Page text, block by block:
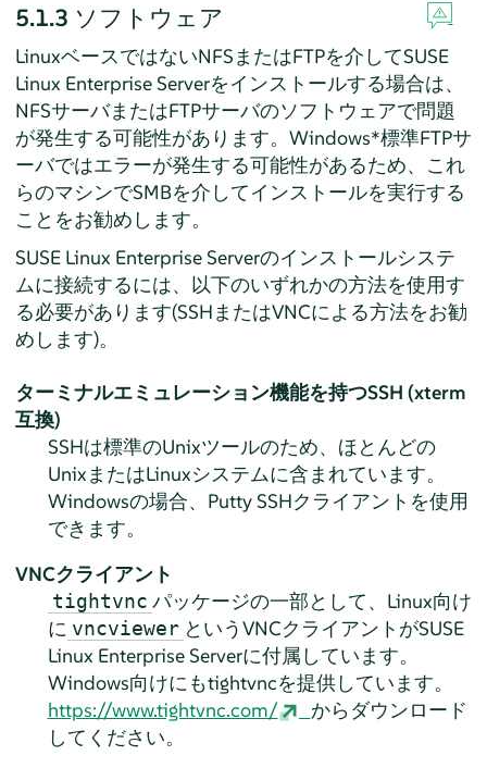
5.1.3 ソフトウェア
LinuxベースではないNFSまたはFTPを介してSUSE
Linux Enterprise Serverをインストールする場合は、
NFSサーバまたはFTPサーバのソフトウェアで問題
が発生する可能性があります。Windows*標準FTPサ
ーバではエラーが発生する可能性があるため、これ
らのマシンでSMBを介してインストールを実行する
ことをお勧めします。
SUSE Linux Enterprise Serverのインストールシステ
ムに接続するには、以下のいずれかの方法を使用す
る必要があります(SSHまたはVNCによる方法をお勧
めします)。
ターミナルエミュレーション機能を持つSSH (xterm
互換)
SSHは標準のUnixツールのため、ほとんどの
UnixまたはLinuxシステムに含まれています。
Windowsの場合、Putty SSHクライアントを使用
できます。
VNCクライアント
tightvnc パッケージの一部として、Linux向け
に vncviewer というVNCクライアントがSUSE
Linux Enterprise Serverに付属しています。
Windows向けにもtightvncを提供しています。
https://www.tightvnc.com/
からダウンロード
してください。